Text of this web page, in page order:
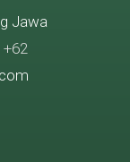
Jawa
+62